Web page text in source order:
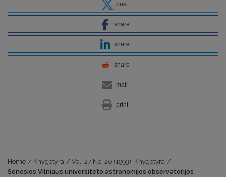
post
share
share
share
mail
print
Home / Knygotyra / Vol. 27 No. 20 (1993): Knygotyra /
Senosios Vilniaus universiteto astronomijos observatorijos